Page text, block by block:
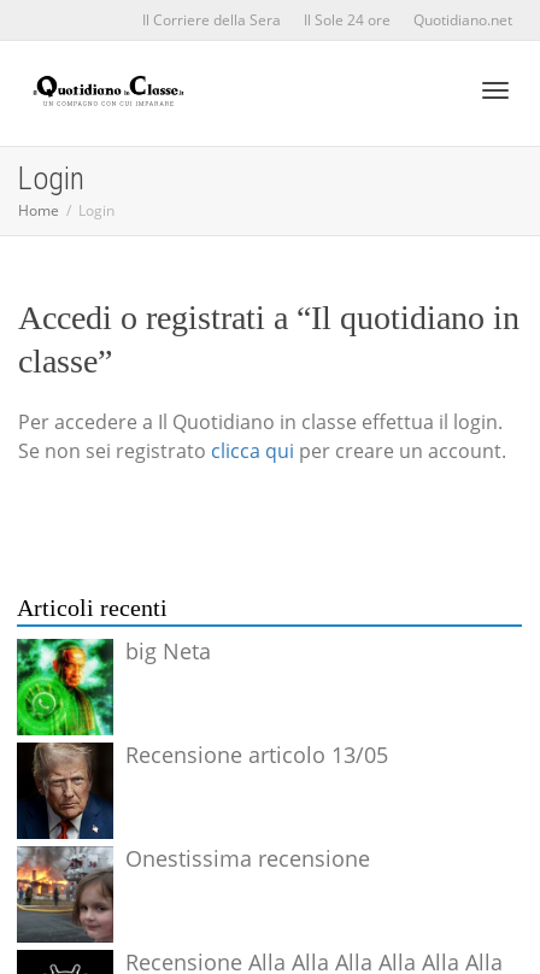
Il Corriere della Sera Il Sole 24 ore Quotidiano.net
Login
Home Login
Accedi o registrati a “Il quotidiano in
classe”
Per accedere a Il Quotidiano in classe effettua il login.
Se non sei registrato clicca qui per creare un account.
Articoli recenti
big Neta
Recensione articolo 13/05
Onestissima recensione
Recensione Alla Alla Alla Alla Alla Alla